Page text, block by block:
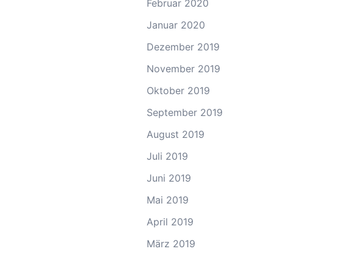
Februar 2020
Januar 2020
Dezember 2019
November 2019
Oktober 2019
September 2019
August 2019
Juli 2019
Juni 2019
Mai 2019
April 2019
März 2019